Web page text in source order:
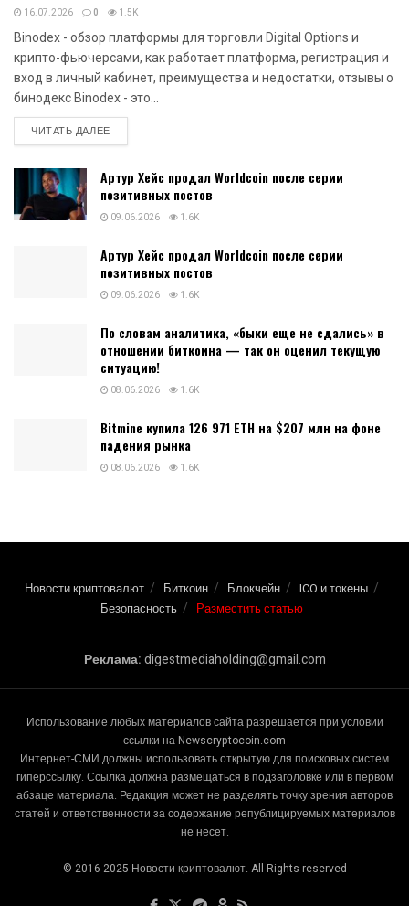
16.07.2026 0 1.5K
Binodex - обзор платформы для торговли Digital Options и
крипто-фьючерсами, как работает платформа, регистрация и
вход в личный кабинет, преимущества и недостатки, отзывы о
бинодекс Binodex - это...
ЧИТАТЬ ДАЛЕЕDETAILS
Артур Хейс продал Worldcoin после серии
позитивных постов
09.06.2026 1.6K
Артур Хейс продал Worldcoin после серии
позитивных постов
09.06.2026 1.6K
По словам аналитика, «быки еще не сдались» в
отношении биткоина — так он оценил текущую
ситуацию!
08.06.2026 1.6K
Bitmine купила 126 971 ETH на $207 млн на фоне
падения рынка
08.06.2026 1.6K
Новости криптовалют Биткоин Блокчейн
ICO и токены
Безопасность
Разместить статью
Реклама:digestmediaholding@gmail.com
Использование любых материалов сайта разрешается при условии
ссылки на Newscryptocoin.com
Интернет-СМИ должны использовать открытую для поисковых систем
гиперссылку. Ссылка должна размещаться в подзаголовке или в первом
абзаце материала. Редакция может не разделять точку зрения авторов
статей и ответственности за содержание републицируемых материалов
не несет.
© 2016-2025 Новости криптовалют. All Rights reserved